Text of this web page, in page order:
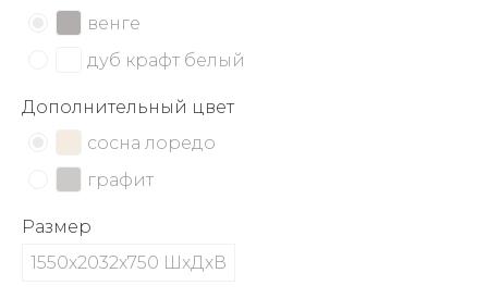
венге
дуб крафт белый
Дополнительный цвет
сосна лоредо
графит
Размер
1550х2032х750 ШхДхВ
об оплате Плайтом
недели
8 800 302-02-51